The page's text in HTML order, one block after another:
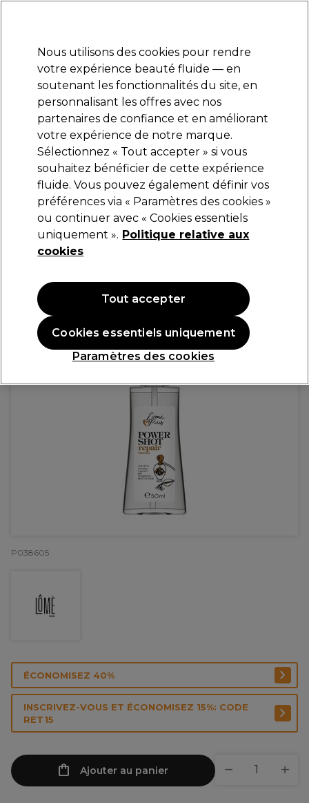
Se connecter
Marques Bons plans Coiffure Electro et Matériel
Livraison et délais
lire la suite
Lômé Paris Coup Efficace Réparation Intense
50ml
9,27 €15,45 €
P038605
ÉCONOMISEZ 40%
INSCRIVEZ-VOUS ET ÉCONOMISEZ 15%: CODE
RET15
Ajouter au panier
Nous utilisons des cookies pour rendre
votre expérience beauté fluide — en
soutenant les fonctionnalités du site, en
personnalisant les offres avec nos
partenaires de confiance et en améliorant
votre expérience de notre marque.
Sélectionnez « Tout accepter » si vous
souhaitez bénéficier de cette expérience
fluide. Vous pouvez également définir vos
préférences via « Paramètres des cookies »
ou continuer avec « Cookies essentiels
uniquement ». Politique relative aux
cookies
Paramètres des cookies
Cookies essentiels uniquement
Tout accepter